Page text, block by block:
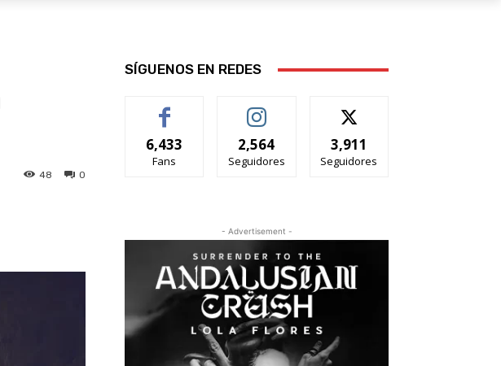
0
48
SÍGUENOS EN REDES
6,433
Fans
2,564
Seguidores
3,911
Seguidores
- Advertisement -